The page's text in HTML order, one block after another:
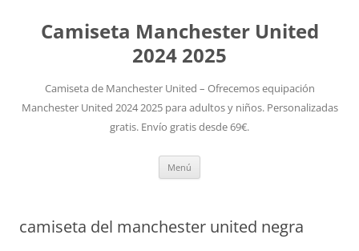
Camiseta Manchester United
2024 2025
Camiseta de Manchester United – Ofrecemos equipación
Manchester United 2024 2025 para adultos y niños. Personalizadas
gratis. Envío gratis desde 69€.
Menú
camiseta del manchester united negra